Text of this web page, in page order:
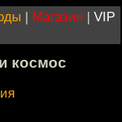
| Магазин | VIP
космос